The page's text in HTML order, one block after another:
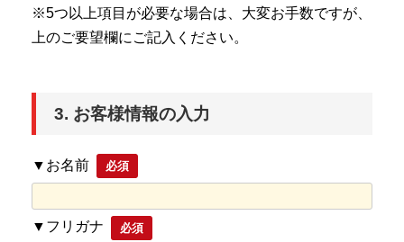
※5つ以上項目が必要な場合は、大変お手数ですが、
上のご要望欄にご記入ください。
3. お客様情報の入力
▼お名前 必須
▼フリガナ 必須